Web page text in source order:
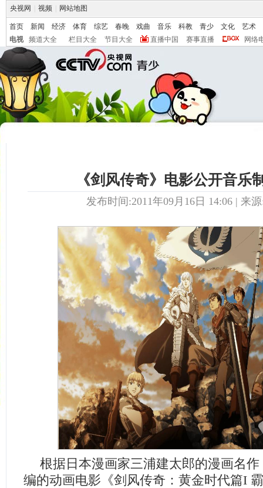
央视网 视频 网站地图
首页 新闻 经济 体育 综艺 春晚 戏曲 音乐 科教 青少 文化
艺术
电视
频道大全 栏目大全 节目大全 直播中国 赛事直播 网络
《剑风传奇》电影公开音乐
发布时间:2011年09月16日 14:06 | 来
根据日本漫画家三浦建太郎的漫画名
编的动画电影《剑风传奇：黄金时代篇I